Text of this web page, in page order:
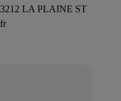
LA PLAINE ST